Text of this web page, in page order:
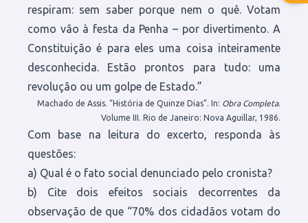
respiram: sem saber porque nem o quê. Votam
como vão à festa da Penha – por divertimento. A
Constituição é para eles uma coisa inteiramente
desconhecida. Estão prontos para tudo: uma
revolução ou um golpe de Estado.”
Machado de Assis. “História de Quinze Dias”. In: Obra Completa.
Volume III. Rio de Janeiro: Nova Aguillar, 1986.
Com base na leitura do excerto, responda às
questões:
a) Qual é o fato social denunciado pelo cronista?
b) Cite dois efeitos sociais decorrentes da
observação de que “70% dos cidadãos votam do